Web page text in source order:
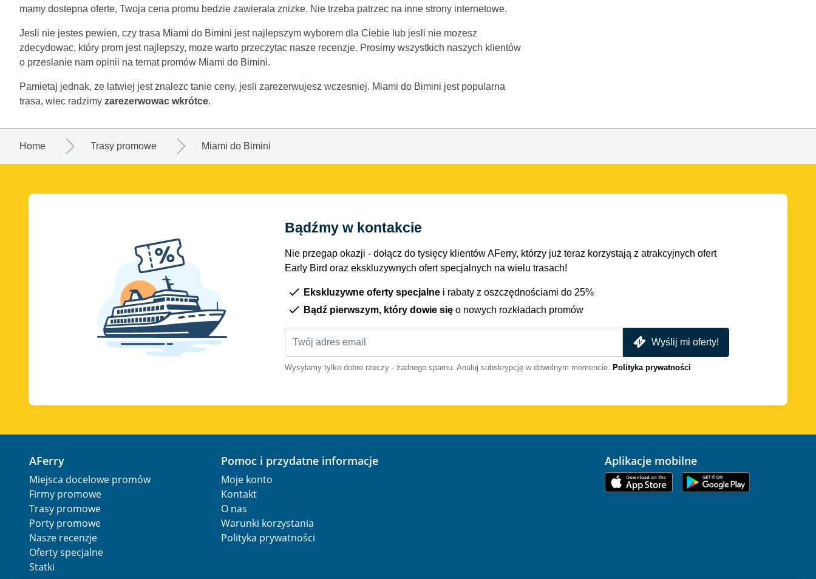
mamy dostepna oferte, Twoja cena promu bedzie zawierala znizke. Nie trzeba patrzec na inne strony internetowe.
Jesli nie jestes pewien, czy trasa Miami do Bimini jest najlepszym wyborem dla Ciebie lub jesli nie mozesz
zdecydowac, który prom jest najlepszy, moze warto przeczytac nasze recenzje. Prosimy wszystkich naszych klientów
o przeslanie nam opinii na temat promów Miami do Bimini.
Pamietaj jednak, ze latwiej jest znalezc tanie ceny, jesli zarezerwujesz wczesniej. Miami do Bimini jest popularna
trasa, wiec radzimy zarezerwowac wkrótce.
Home Trasy promowe Miami do Bimini
Bądźmy w kontakcie
Nie przegap okazji - dołącz do tysięcy klientów AFerry, którzy już teraz korzystają z atrakcyjnych ofert
Early Bird oraz ekskluzywnych ofert specjalnych na wielu trasach!
Ekskluzywne oferty specjalne i rabaty z oszczędnościami do 25%
Bądź pierwszym, który dowie się o nowych rozkładach promów
Wyślij mi oferty!
Wysyłamy tylko dobre rzeczy - żadnego spamu. Anuluj subskrypcję w dowolnym momencie. Polityka prywatności
AFerry
Miejsca docelowe promów
Firmy promowe
Trasy promowe
Porty promowe
Nasze recenzje
Oferty specjalne
Statki
Pomoc i przydatne informacje
Moje konto
Kontakt
O nas
Warunki korzystania
Polityka prywatności
Aplikacje mobilne